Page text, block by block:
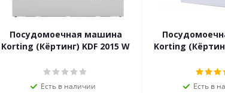
Посудомоечная машина
Korting (Кёртинг) KDF 2015 W
Есть в наличии
Korting
Есть в